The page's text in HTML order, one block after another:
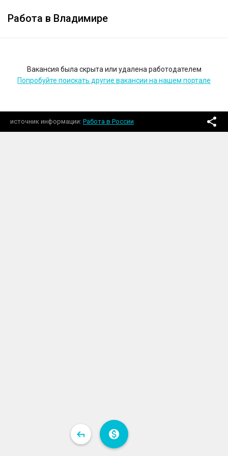
Работа в Владимире
Вакансия была скрыта или удалена работодателем
Попробуйте поискать другие вакансии на нашем портале
источник информации Работа в России